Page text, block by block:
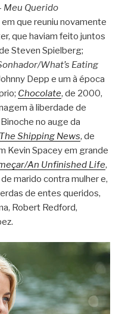
Meu Querido
em que reuniu novamente
que haviam feito juntos
Steven Spielberg;
What’s Eating
Depp e um à época
Chocolate, de 2000,
à liberdade de
no auge da
Shipping News, de
Kevin Spacey em grande
An Unfinished Life,
marido contra mulher e,
de entes queridos,
Robert Redford,